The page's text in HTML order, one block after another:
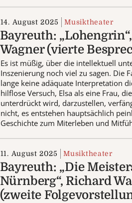
14. August 2025 Musiktheater
Bayreuth:
Wagner (vierte
Es ist müßig, über die intellektuell
Inszenierung noch viel zu sagen. Die
lange keine adäquate Interpretation
hilflose Versuch, Elsa als eine Frau,
unterdrückt wird, darzustellen,
nicht, es entstehen hauptsächlich
Geschichte zum Miterleben und
11. August 2025 Musiktheater
Bayreuth: „Die
Nürnberg“, Richard
(zweite